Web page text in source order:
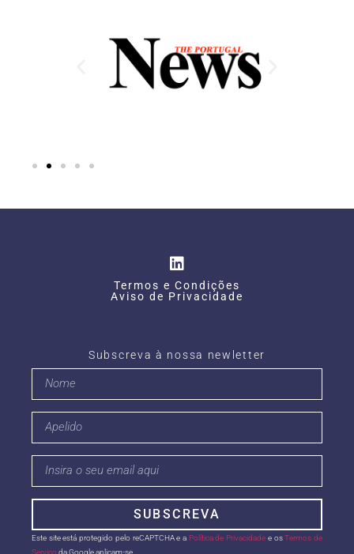
Termos e Condições
Aviso de Privacidade
Subscreva à nossa newletter
SUBSCREVA
Este site está protegido pelo reCAPTCHA e a Política de Privacidade e osTermos de
Serviço da Google aplicam-se.